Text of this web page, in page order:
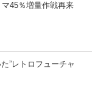
45％増量作戦再来
”レトロフューチャ